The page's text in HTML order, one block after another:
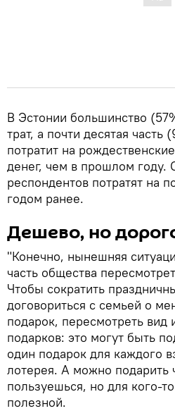
В Эстонии большинство
трат, а почти десятая
потратит на
денег, чем в прошлом году.
респондентов потратят на
годом ранее.
Дешево, но
"Конечно, нынешняя
часть общества
Чтобы сократить
договориться с семьей о
подарок, пересмотреть вид
подарков: это могут быть
один подарок для каждого
лотерея. А можно подарить
пользуешься, но для кого-
полезной.